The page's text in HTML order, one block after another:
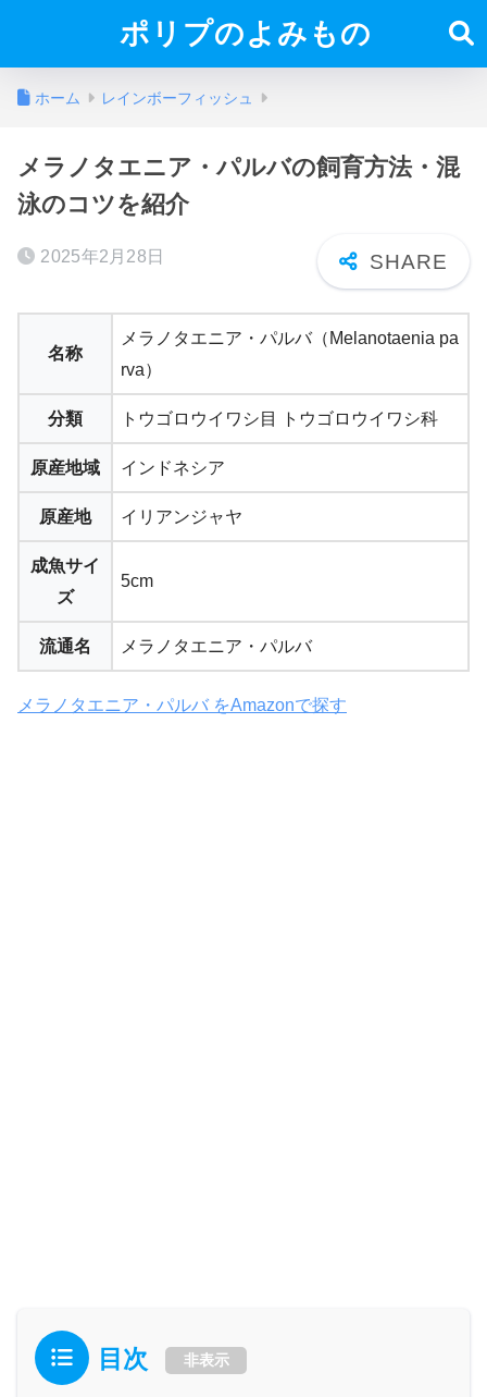
ポリプのよみもの
ホーム レインボーフィッシュ
メラノタエニア・パルバの飼育方法・混
泳のコツを紹介
2025年2月28日
名称
メラノタエニア・パルバ（Melanotaenia pa
rva）
分類 トウゴロウイワシ目 トウゴロウイワシ科
原産地域 インドネシア
原産地 イリアンジャヤ
成魚サイ
ズ
5cm
流通名 メラノタエニア・パルバ
メラノタエニア・パルバ をAmazonで探す
目次 非表示